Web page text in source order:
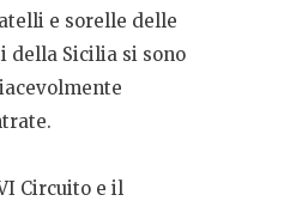
e sorelle delle
della Sicilia si sono
Circuito e il